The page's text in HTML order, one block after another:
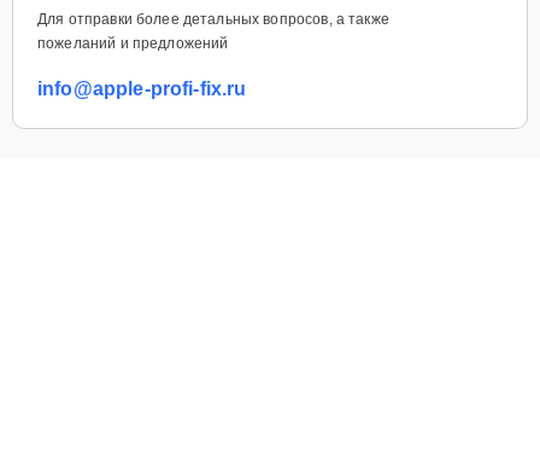
Для отправки более детальных вопросов, а также
пожеланий и предложений
info@apple-profi-fix.ru